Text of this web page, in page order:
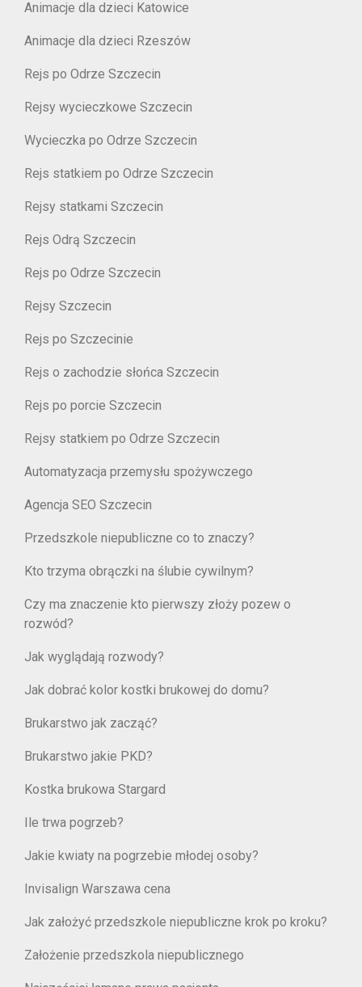
Animacje dla dzieci Katowice
Animacje dla dzieci Rzeszów
Rejs po Odrze Szczecin
Rejsy wycieczkowe Szczecin
Wycieczka po Odrze Szczecin
Rejs statkiem po Odrze Szczecin
Rejsy statkami Szczecin
Rejs Odrą Szczecin
Rejs po Odrze Szczecin
Rejsy Szczecin
Rejs po Szczecinie
Rejs o zachodzie słońca Szczecin
Rejs po porcie Szczecin
Rejsy statkiem po Odrze Szczecin
Automatyzacja przemysłu spożywczego
Agencja SEO Szczecin
Przedszkole niepubliczne co to znaczy?
Kto trzyma obrączki na ślubie cywilnym?
Czy ma znaczenie kto pierwszy złoży pozew o
rozwód?
Jak wyglądają rozwody?
Jak dobrać kolor kostki brukowej do domu?
Brukarstwo jak zacząć?
Brukarstwo jakie PKD?
Kostka brukowa Stargard
Ile trwa pogrzeb?
Jakie kwiaty na pogrzebie młodej osoby?
Invisalign Warszawa cena
Jak założyć przedszkole niepubliczne krok po kroku?
Założenie przedszkola niepublicznego